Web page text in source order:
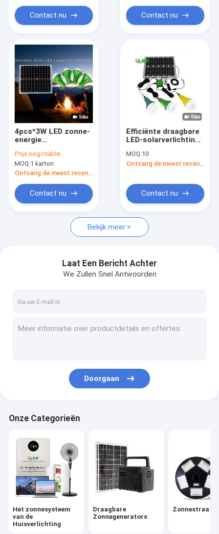
Producten
Videos
Over ons
Fabrieksrondleiding
Een offerte aanvragen
Het zonnesysteem van de Huisverlichting
Draagbare Zonnegenerators
Zonnevloedlicht
Zonne Lichte Uitrustingen
Draagbaar Zonne het Kamperen Licht
Zonne Decoratieve Lichten
Zonne Aangedreven Openluchtventilator
Zonnemuglamp
Zonnemuurlicht
Contact nu Contact nu
4pcs*3W LED zonne-
energie
zonnepaneel batterij
verlichting Power
System
Prijs:negotiable
MOQ:1 karton
Ontvang de meest recente Prijs
Contact nu
Efficiënte draagbare
LED-solarverlichting
MOQ:10
Contact nu
Bekijk meer
Laat Een Bericht Achter
We Zullen Snel Antwoorden
Doorgaan
Onze Categorieën
Het zonnesysteem
van de
Huisverlichting
Draagbare
Zonnegenerators